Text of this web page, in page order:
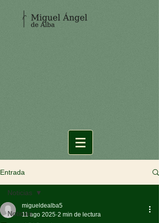
Entrada
Noticias
Noticias
migueldealba5
11 ago 2025 2 min de lectura